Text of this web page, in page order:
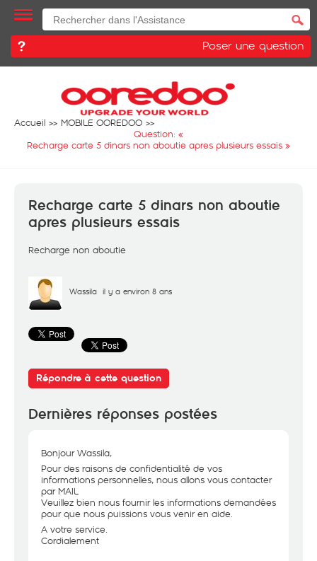
Poser une question
Accueil
MOBILE OOREDOO
Question: «
Recharge carte 5 dinars non aboutie apres plusieurs essais »
Recharge carte 5 dinars non aboutie
apres plusieurs essais
Recharge non aboutie
Wassila il y a environ 8 ans
Répondre à cette question
Dernières réponses postées
Bonjour Wassila,
Pour des raisons de confidentialité de vos
informations personnelles, nous allons vous contacter
par MAIL
Veuillez bien nous fournir les informations demandées
pour que nous puissions vous venir en aide.
A votre service.
Cordialement